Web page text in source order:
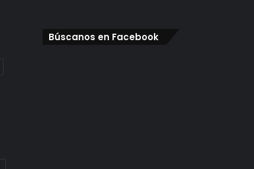
Búscanos en Facebook